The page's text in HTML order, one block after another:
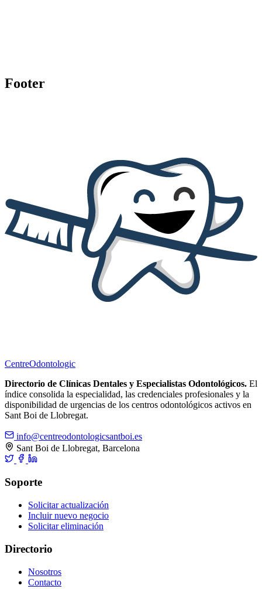
Footer
CentreOdontologic
Directorio de Clínicas Dentales y Especialistas Odontológicos. El
índice consolida la especialidad, las credenciales profesionales y la
disponibilidad de urgencias de los centros odontológicos activos en
Sant Boi de Llobregat.
info@centreodontologicsantboi.es
Sant Boi de Llobregat, Barcelona
Soporte
Solicitar actualización
Incluir nuevo negocio
Solicitar eliminación
Directorio
Nosotros
Contacto